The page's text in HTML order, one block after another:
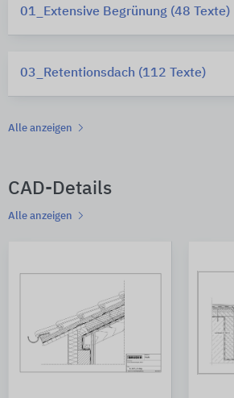
01_Extensive Begrünung (48 Texte)
03_Retentionsdach (112 Texte)
Alle anzeigen
CAD-Details
Alle anzeigen